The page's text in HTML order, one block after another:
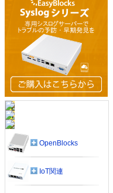
OpenBlocks
IoT関連